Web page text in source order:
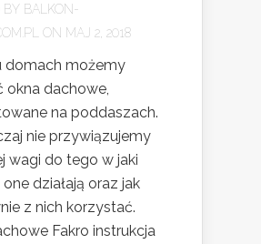
BY BALKON-
ON MAJ 2, 2018
domach możemy
okna dachowe,
na poddaszach.
nie przywiązujemy
wagi do tego w jaki
działają oraz jak
z nich korzystać.
Fakro instrukcja